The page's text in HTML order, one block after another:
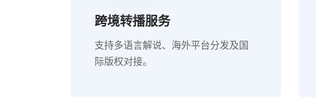
跨境转播服务
支持多语言解说、海外平台分发及国
际版权对接。